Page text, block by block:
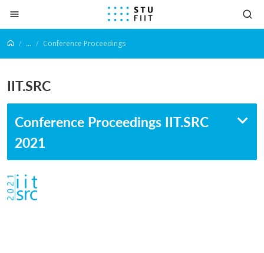
Prejsť na obsah
... Conference Proceedings
IIT.SRC
Conference Proceedings IIT.SRC
2021